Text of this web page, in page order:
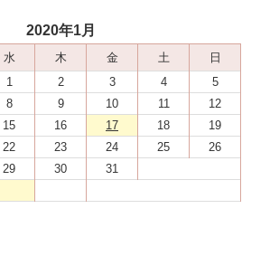
2020年1月
水 木 金 土 日
1 2 3 4
5
8 9 10 11
12
15 16 17 18
19
22 23 24 25
26
29 30 31